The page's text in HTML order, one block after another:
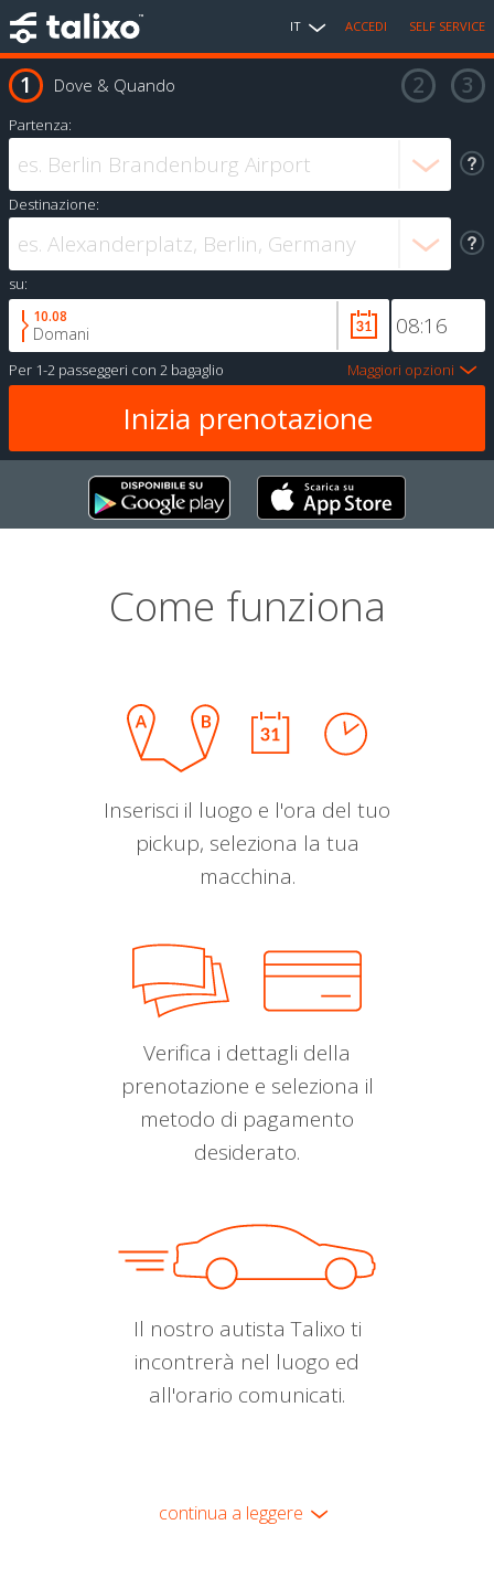
IT ACCEDI SELF SERVICE
Dove & Quando
Partenza:
Destinazione:
su:
10.08
Domani
Per 1-2 passeggeri con 2 bagaglio Maggiori opzioni
Come funziona
Inserisci il luogo e l'ora del tuo
pickup, seleziona la tua
macchina.
Verifica i dettagli della
prenotazione e seleziona il
metodo di pagamento
desiderato.
Il nostro autista Talixo ti
incontrerà nel luogo ed
all'orario comunicati.
continua a leggere